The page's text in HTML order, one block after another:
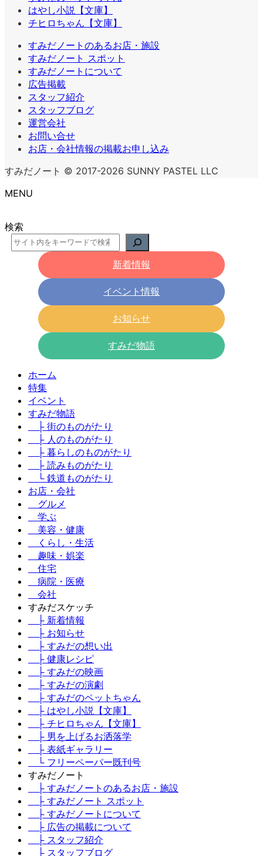
はやし小説【文庫】
チヒロちゃん【文庫】
すみだノートのあるお店・施設
すみだノート スポット
すみだノートについて
広告掲載
スタッフ紹介
スタッフブログ
運営会社
お問い合せ
お店・会社情報の掲載お申し込み
すみだノート © 2017-2026 SUNNY PASTEL LLC
MENU
検索
新着情報
イベント情報
お知らせ
すみだ物語
ホーム
特集
イベント
すみだ物語
├ 街のものがたり
├ 人のものがたり
├ 暮らしのものがたり
├ 読みものがたり
└ 鉄道ものがたり
お店・会社
グルメ
学ぶ
美容・健康
くらし・生活
趣味・娯楽
住宅
病院・医療
会社
すみだスケッチ
├ 新着情報
├ お知らせ
├ すみだの想い出
├ 健康レシピ
├ すみだの映画
├ すみだの演劇
├ すみだのペットちゃん
├ はやし小説【文庫】
├ チヒロちゃん【文庫】
├ 男を上げるお洒落学
├ 表紙ギャラリー
└ フリーペーパー既刊号
すみだノート
├ すみだノートのあるお店・施設
├ すみだノート スポット
├ すみだノートについて
├ 広告の掲載について
├ スタッフ紹介
├ スタッフブログ